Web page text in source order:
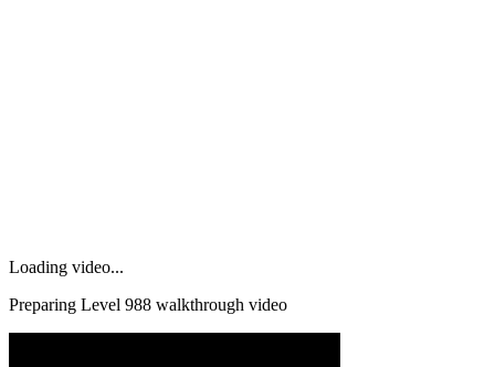
Loading video...
Preparing Level 988 walkthrough video